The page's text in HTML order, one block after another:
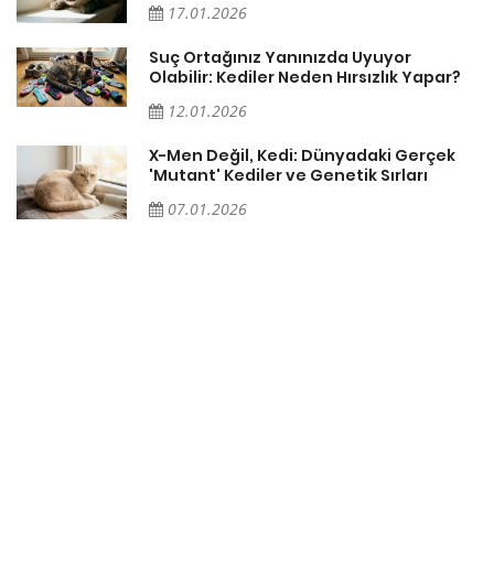
17.01.2026
Suç Ortağınız Yanınızda Uyuyor
Olabilir: Kediler Neden Hırsızlık Yapar?
12.01.2026
X-Men Değil, Kedi: Dünyadaki Gerçek
'Mutant' Kediler ve Genetik Sırları
07.01.2026